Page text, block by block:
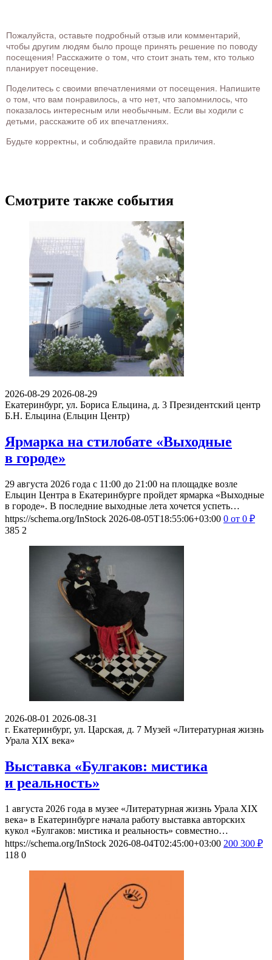
Пожалуйста, оставьте подробный отзыв или комментарий,
чтобы другим людям было проще принять решение по поводу
посещения! Расскажите о том, что стоит знать тем, кто только
планирует посещение.
Поделитесь с своими впечатлениями от посещения. Напишите
о том, что вам понравилось, а что нет, что запомнилось, что
показалось интересным или необычным. Если вы ходили с
детьми, расскажите об их впечатлениях.
Будьте корректны, и соблюдайте правила приличия.
Смотрите также события
2026-08-29 2026-08-29
Екатеринбург, ул. Бориса Ельцина, д. 3 Президентский центр
Б.Н. Ельцина (Ельцин Центр)
Ярмарка на стилобате «Выходные
в городе»
29 августа 2026 года с 11:00 до 21:00 на площадке возле
Ельцин Центра в Екатеринбурге пройдет ярмарка «Выходные
в городе». В последние выходные лета хочется успеть…
https://schema.org/InStock 2026-08-05T18:55:06+03:00 0 от 0 ₽
385 2
2026-08-01 2026-08-31
г. Екатеринбург, ул. Царская, д. 7 Музей «Литературная жизнь
Урала XIX века»
Выставка «Булгаков: мистика
и реальность»
1 августа 2026 года в музее «Литературная жизнь Урала XIX
века» в Екатеринбурге начала работу выставка авторских
кукол «Булгаков: мистика и реальность» совместно…
https://schema.org/InStock 2026-08-04T02:45:00+03:00 200 300 ₽
118 0